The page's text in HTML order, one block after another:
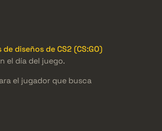
diseños de CS2 (CS:GO)
el día del juego.
el jugador que busca